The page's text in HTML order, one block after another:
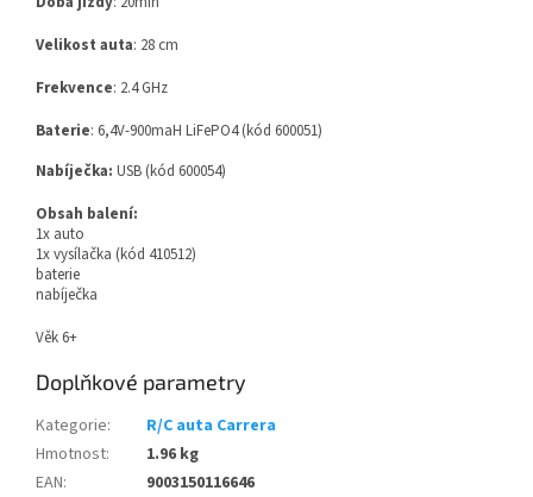
Velikost auta: 28 cm
Frekvence: 2.4 GHz
Baterie: 6,4V-900maH LiFePO4 (kód 600051)
Nabíječka: USB (kód 600054)
Obsah balení:
1x auto
1x vysílačka (kód 410512)
baterie
nabíječka
Věk 6+
Doplňkové parametry
Kategorie:
R/C auta Carrera
Hmotnost:
1.96 kg
EAN:
9003150116646